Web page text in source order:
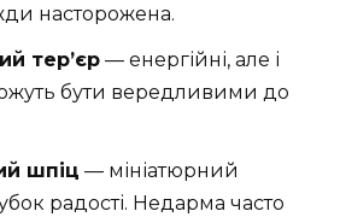
насторожена.
тер’єр — енергійні, але і
бути вередливими до
шпіц — мініатюрний
радості. Недарма часто